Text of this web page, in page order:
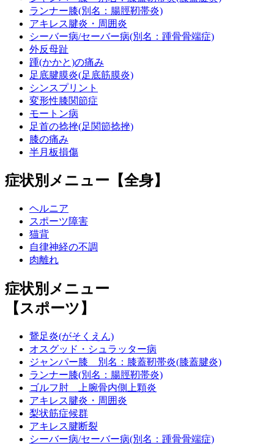
ランナー膝(別名：腸脛靭帯炎)
アキレス腱炎・周囲炎
シーバー病/セーバー病(別名：踵骨骨端症)
外反母趾
踵(かかと)の痛み
足底腱膜炎(足底筋膜炎)
シンスプリント
変形性膝関節症
モートン病
足首の捻挫(足関節捻挫)
膝の痛み
半月板損傷
症状別メニュー【全身】
ヘルニア
スポーツ障害
猫背
自律神経の不調
肉離れ
症状別メニュー
【スポーツ】
鵞足炎(がそくえん)
オスグッド・シュラッター病
ジャンパー膝 別名：膝蓋靭帯炎(膝蓋腱炎)
ランナー膝(別名：腸脛靭帯炎)
ゴルフ肘 上腕骨内側上顆炎
アキレス腱炎・周囲炎
梨状筋症候群
アキレス腱断裂
シーバー病/セーバー病(別名：踵骨骨端症)